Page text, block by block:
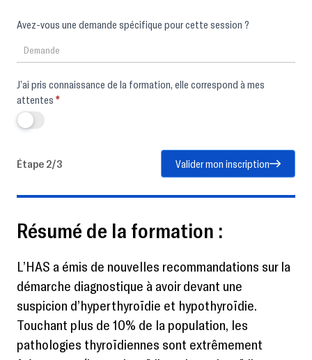
Avez-vous une demande spécifique pour cette session ?
J’ai pris connaissance de la formation, elle correspond à mes
attentes *
Étape 2/3 Valider mon inscription
Résumé de la formation :
L’HAS a émis de nouvelles recommandations sur la
démarche diagnostique à avoir devant une
suspicion d’hyperthyroïdie et hypothyroïdie.
Touchant plus de 10% de la population, les
pathologies thyroïdiennes sont extrêmement